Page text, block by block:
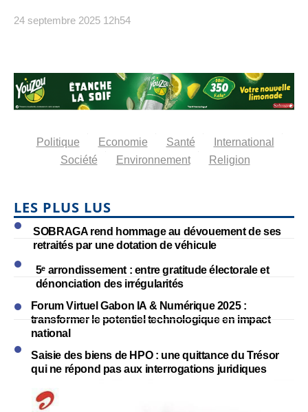
24 septembre 2025 12h54
Politique Economie Santé
International
Société
Environnement Religion
LES PLUS LUS
SOBRAGA rend hommage au dévouement de ses
retraités par une dotation de véhicule
5ᵉ arrondissement : entre gratitude électorale et
dénonciation des irrégularités
Forum Virtuel Gabon IA & Numérique 2025 :
transformer le potentiel technologique en impact
national
Saisie des biens de HPO : une quittance du Trésor
qui ne répond pas aux interrogations juridiques